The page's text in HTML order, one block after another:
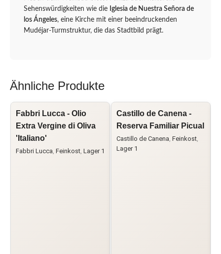
Sehenswürdigkeiten wie die Iglesia de Nuestra Señora de
los Ángeles, eine Kirche mit einer beeindruckenden
Mudéjar-Turmstruktur, die das Stadtbild prägt.
Ähnliche Produkte
Fabbri Lucca - Olio
Extra Vergine di Oliva
'Italiano'
Fabbri Lucca Feinkost Lager 1
Castillo de Canena -
Reserva Familiar Picual
Castillo de Canena Feinkost
Lager 1